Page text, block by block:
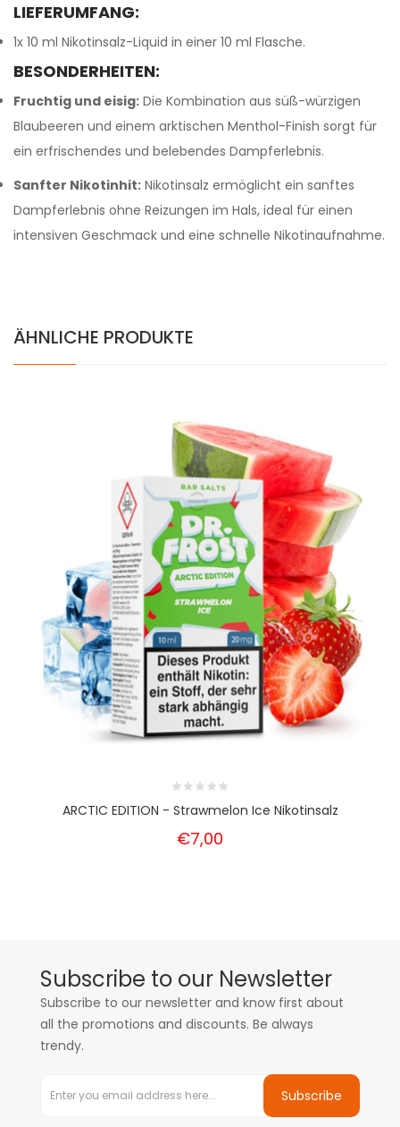
LIEFERUMFANG:
1x 10 ml Nikotinsalz-Liquid in einer 10 ml Flasche.
BESONDERHEITEN:
Fruchtig und eisig: Die Kombination aus süß-würzigen
Blaubeeren und einem arktischen Menthol-Finish sorgt für
ein erfrischendes und belebendes Dampferlebnis.
Sanfter Nikotinhit: Nikotinsalz ermöglicht ein sanftes
Dampferlebnis ohne Reizungen im Hals, ideal für einen
intensiven Geschmack und eine schnelle Nikotinaufnahme.
ÄHNLICHE PRODUKTE
ARCTIC EDITION - Strawmelon Ice Nikotinsalz
€7,00
Subscribe to our Newsletter
Subscribe to our newsletter and know first about
all the promotions and discounts. Be always
trendy.
Subscribe